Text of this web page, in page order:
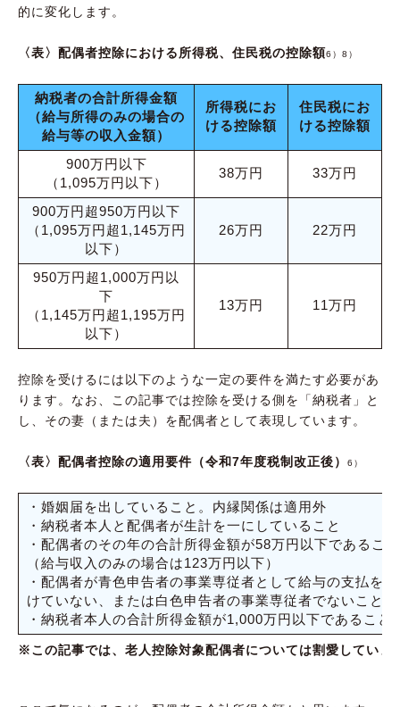
的に変化します。
〈表〉配偶者控除における所得税、住民税の控除額6）8）
納税者の合計所得金額
（給与所得のみの場合の
給与等の収入金額）
所得税にお
ける控除額
住民税にお
ける控除額
900万円以下
（1,095万円以下）
38万円 33万円
900万円超950万円以下
（1,095万円超1,145万円
以下）
26万円 22万円
950万円超1,000万円以
下
（1,145万円超1,195万円
以下）
13万円 11万円
控除を受けるには以下のような一定の要件を満たす必要があ
ります。なお、この記事では控除を受ける側を「納税者」と
し、その妻（または夫）を配偶者として表現しています。
〈表〉配偶者控除の適用要件（令和7年度税制改正後） 6）
・婚姻届を出していること。内縁関係は適用外
・納税者本人と配偶者が生計を一にしていること
・配偶者のその年の合計所得金額が58万円以下であること
（給与収入のみの場合は123万円以下）
・配偶者が青色申告者の事業専従者として給与の支払を受
けていない、または白色申告者の事業専従者でないこと
・納税者本人の合計所得金額が1,000万円以下であること
※この記事では、老人控除対象配偶者については割愛していま